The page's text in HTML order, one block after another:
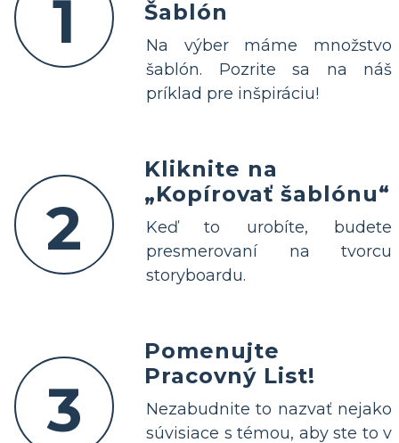
1 Šablón
Na výber máme množstvo
šablón. Pozrite sa na náš
príklad pre inšpiráciu!
2
Kliknite na
„Kopírovať šablónu“
Keď to urobíte, budete
presmerovaní na tvorcu
storyboardu.
3
Pomenujte
Pracovný List!
Nezabudnite to nazvať nejako
súvisiace s témou, aby ste to v